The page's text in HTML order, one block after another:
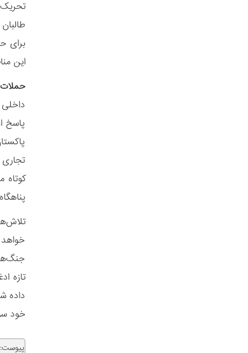
برای
این
حملات
پاسخ
کوتاه
داده
خود
پیوست: